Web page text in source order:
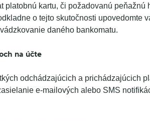
platobnú kartu, či požadovanú peňažnú
o tejto skutočnosti upovedomte
daného bankomatu.
na účte
odchádzajúcich a prichádzajúcich
e-mailových alebo SMS